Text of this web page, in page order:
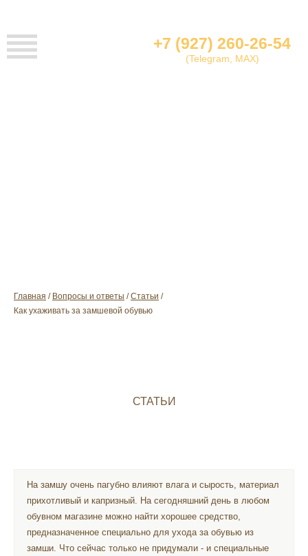
+7 (927) 260-26-54
(Telegram, MAX)
Главная Вопросы и ответы
Cтатьи
Как ухаживать за замшевой обувью
СТАТЬИ
На замшу очень пагубно влияют влага и сырость, материал
прихотливый и капризный. На сегодняшний день в любом
обувном магазине можно найти хорошее средство,
предназначенное специально для ухода за обувью из
замши. Что сейчас только не придумали - и специальные